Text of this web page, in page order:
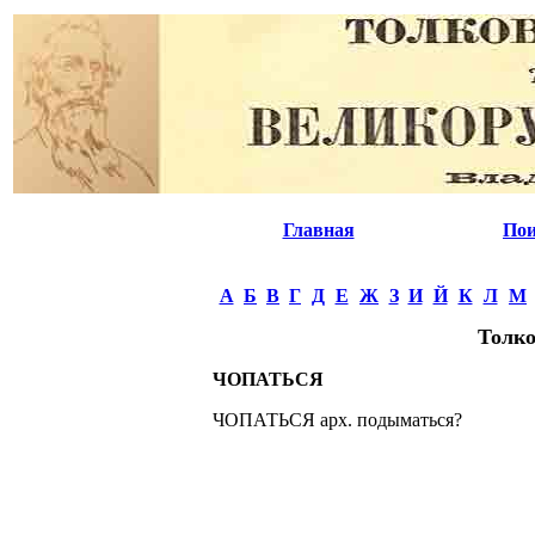
Главная
А Б В Г Д Е Ж З И Й К Л М
ЧОПАТЬСЯ
ЧОПАТЬСЯ арх. подыматься?